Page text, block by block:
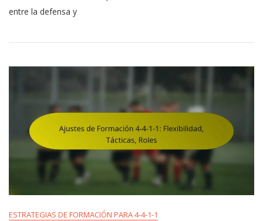
De
entre la defensa y
ESTRATEGIAS DE FORMACIÓN PARA 4-4-1-1